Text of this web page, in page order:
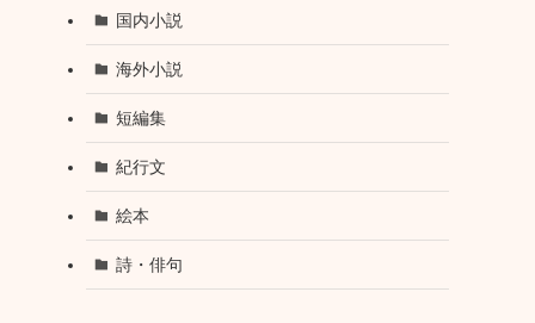
国内小説
海外小説
短編集
紀行文
絵本
詩・俳句